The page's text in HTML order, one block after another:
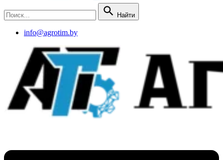
Найти
info@agrotim.by